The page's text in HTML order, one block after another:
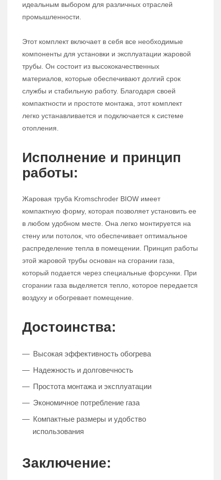
идеальным выбором для различных отраслей
промышленности.
Этот комплект включает в себя все необходимые
компоненты для установки и эксплуатации жаровой
трубы. Он состоит из высококачественных
материалов, которые обеспечивают долгий срок
службы и стабильную работу. Благодаря своей
компактности и простоте монтажа, этот комплект
легко устанавливается и подключается к системе
отопления.
Исполнение и принцип
работы:
Жаровая труба Kromschroder BIOW имеет
компактную форму, которая позволяет установить ее
в любом удобном месте. Она легко монтируется на
стену или потолок, что обеспечивает оптимальное
распределение тепла в помещении. Принцип работы
этой жаровой трубы основан на сгорании газа,
который подается через специальные форсунки. При
сгорании газа выделяется тепло, которое передается
воздуху и обогревает помещение.
Достоинства:
Высокая эффективность обогрева
Надежность и долговечность
Простота монтажа и эксплуатации
Экономичное потребление газа
Компактные размеры и удобство
использования
Заключение: